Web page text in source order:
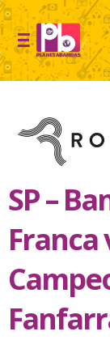
SP –
Franca